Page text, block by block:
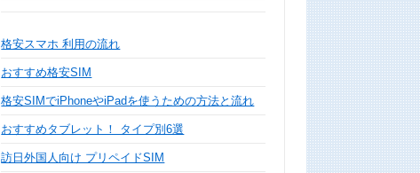
格安スマホ 利用の流れ
おすすめ格安SIM
格安SIMでiPhoneやiPadを使うための方法と流れ
おすすめタブレット！ タイプ別6選
訪日外国人向け プリペイドSIM